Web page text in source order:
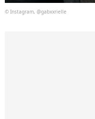
© Instagram, @gabxxrielle